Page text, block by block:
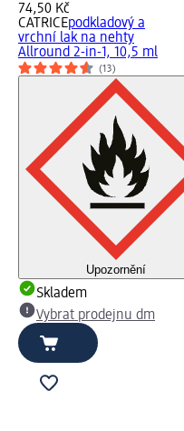
74,50 Kč
CATRICEpodkladový a
vrchní lak na nehty
Allround 2-in-1, 10,5 ml
(13)
Upozornění
Skladem
Vybrat prodejnu dm